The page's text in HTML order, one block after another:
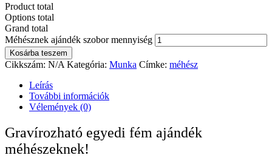
Product total
Options total
Grand total
Méhésznek ajándék szobor mennyiség
Kosárba teszem
Cikkszám: N/A Kategória: Munka Címke: méhész
Leírás
További információk
Vélemények (0)
Gravírozható egyedi fém ajándék
méhészeknek!